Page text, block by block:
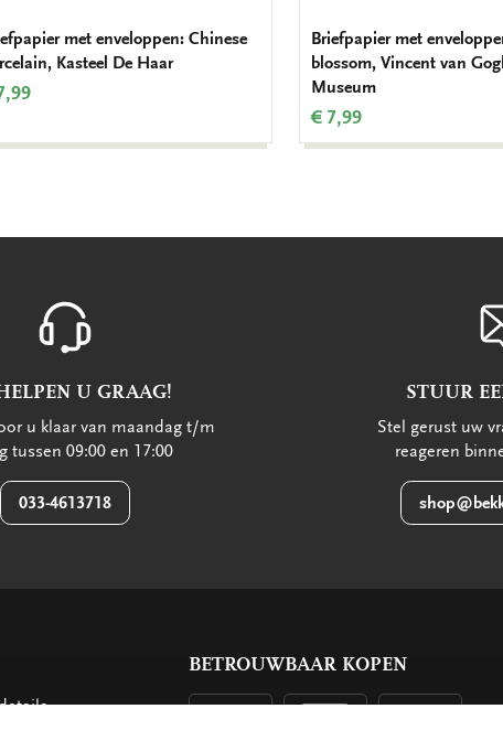
met enveloppen: Chinese
Kasteel De Haar
Briefpapier met
blossom, Vincent van
Museum
€ 7,99
U GRAAG!
u klaar van maandag t/m
tussen 09:00 en 17:00
033-4613718
STUUR
Stel gerust uw
reageren
BETROUWBAAR KOPEN